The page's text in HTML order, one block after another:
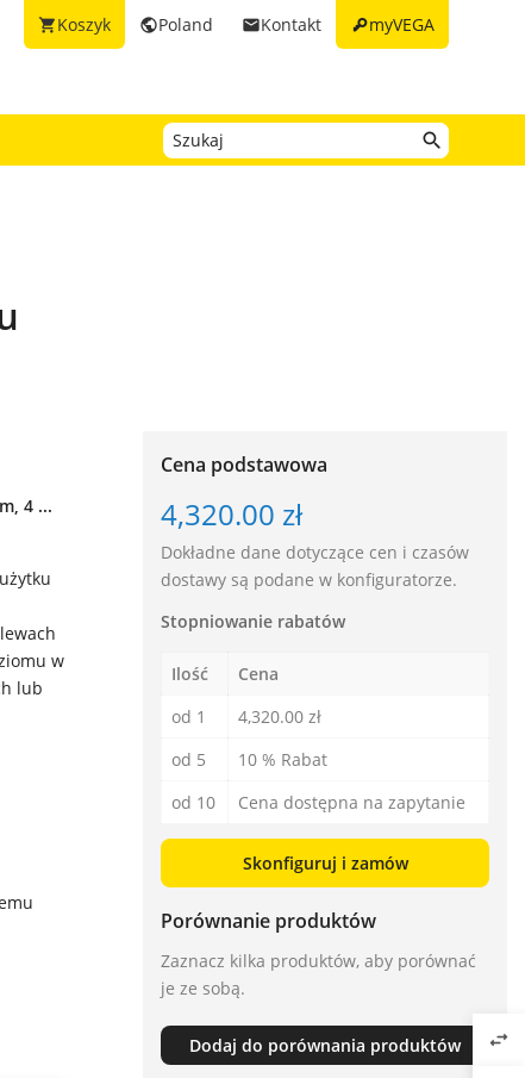
keymyVEGA
emailKontakt
publicPoland
shopping_cartKoszyk
4 ...
w
lub
Cena podstawowa
4,320.00 zł
Dokładne dane dotyczące cen i czasów
dostawy są podane w konfiguratorze.
Stopniowanie rabatów
Ilość
Cena
od 1
4,320.00 zł
od 5
10 % Rabat
od 10
Cena dostępna na zapytanie
Skonfiguruj i zamów
Porównanie produktów
Zaznacz kilka produktów, aby porównać
je ze sobą.
Dodaj do porównania produktów swap_horiz